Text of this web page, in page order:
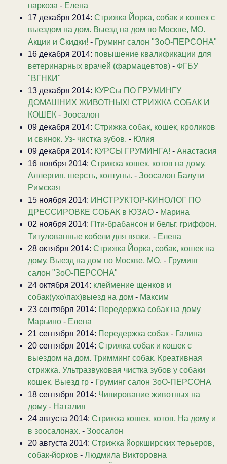
наркоза - Елена
17 декабря 2014: Стрижка Йорка, собак и кошек с
выездом на дом. Выезд на дом по Москве, МО.
Акции и Скидки! - Груминг салон "ЗоО-ПЕРСОНА"
16 декабря 2014: повышение квалификации для
ветеринарных врачей (фармацевтов) - ФГБУ
"ВГНКИ"
13 декабря 2014: КУРСы ПО ГРУМИНГУ
ДОМАШНИХ ЖИВОТНЫХ! СТРИЖКА СОБАК И
КОШЕК - Зоосалон
09 декабря 2014: Стрижка собак, кошек, кроликов
и свинок. Уз- чистка зубов. - Юлия
09 декабря 2014: КУРСЫ ГРУМИНГА! - Анастасия
16 ноября 2014: Стрижка кошек, котов на дому.
Аллергия, шерсть, колтуны. - Зоосалон Балути
Римская
15 ноября 2014: ИНСТРУКТОР-КИНОЛОГ ПО
ДРЕССИРОВКЕ СОБАК в ЮЗАО - Марина
02 ноября 2014: Пти-брабансон и бельг. гриффон.
Титулованные кобели для вязки. - Елена
28 октября 2014: Стрижка Йорка, собак, кошек на
дому. Выезд на дом по Москве, МО. - Груминг
салон "ЗоО-ПЕРСОНА"
24 октября 2014: клеймение щенков и
собак(ухо\пах)выезд на дом - Максим
23 сентября 2014: Передержка собак на дому
Марьино - Елена
21 сентября 2014: Передержка собак - Галина
20 сентября 2014: Стрижка собак и кошек с
выездом на дом. Тримминг собак. Креативная
стрижка. Ультразвуковая чистка зубов у собаки
кошек. Выезд гр - Груминг салон ЗоО-ПЕРСОНА
18 сентября 2014: Чипирование животных на
дому - Наталия
24 августа 2014: Стрижка кошек, котов. На дому и
в зоосалонах. - Зоосалон
20 августа 2014: Стрижка йоркширских терьеров,
собак-йорков - Людмила Викторовна